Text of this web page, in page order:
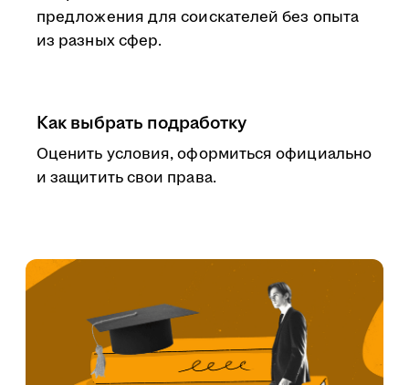
предложения для соискателей без опыта
из разных сфер.
Как выбрать подработку
Оценить условия, оформиться официально
и защитить свои права.